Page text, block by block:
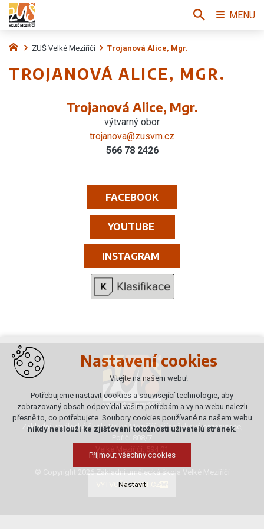
FACEBOOK
YOUTUBE
INSTAGRAM
ZUŠ Velké Meziříčí Trojanová Alice, Mgr.
TROJANOVÁ ALICE, MGR.
Trojanová Alice, Mgr.
výtvarný obor
trojanova@zusvm.cz
566 78 2426
Základní umělecká škola Velké Meziříčí, příspěvková organizace,
© Copyright 2026 Základní umělecká škola Velké Meziříčí
VYTVOŘIL XART.CZ
MENU
Nastavení cookies
Vítejte na našem webu!
Potřebujeme nastavit cookies a související technologie, aby
zobrazovaný obsah odpovídal vašim potřebám a vy na webu nalezli
přesně to, co potřebujete. Soubory cookies používané na našem webu
nikdy neslouží ke zjišťování totožnosti uživatelů stránek.
Přijmout všechny cookies
Nastavit